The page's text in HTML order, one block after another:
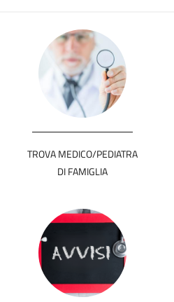
TROVA MEDICO/PEDIATRA
DI FAMIGLIA